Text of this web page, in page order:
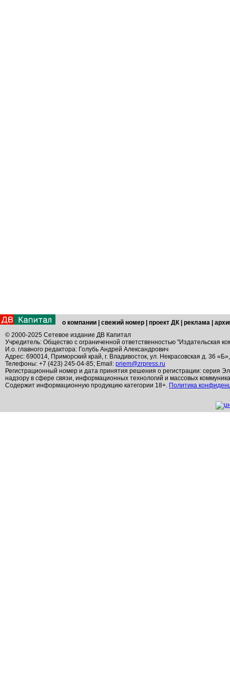
о компании свежий номер проект ДК реклама
© 2000-2025 Сетевое издание ДВ Капитал
Учредитель: Общество с ограниченной ответственностью "Издательская
И.о. главного редактора: Голубь Андрей Александрович
Адрес: 690014, Приморский край, г. Владивосток, ул. Некрасовская д. 36
Телефоны: +7 (423) 245-04-85; Email: priem@zrpress.ru
Регистрационный номер и дата принятия решения о регистрации: серия
надзору в сфере связи, информационных технологий и массовых
Содержит информационную продукцию категории 18+. Политика